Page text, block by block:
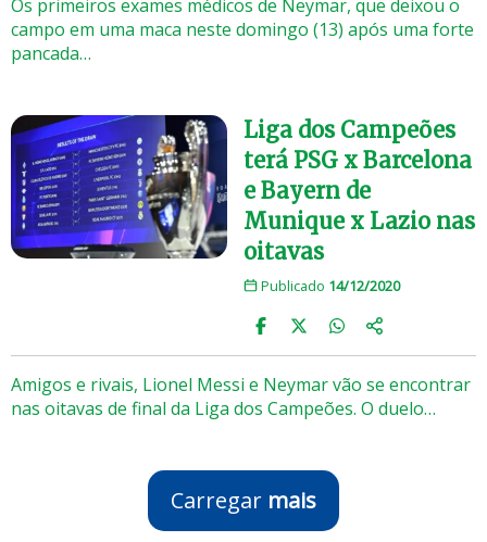
Os primeiros exames médicos de Neymar, que deixou o
campo em uma maca neste domingo (13) após uma forte
pancada…
Liga dos Campeões
terá PSG x Barcelona
e Bayern de
Munique x Lazio nas
oitavas
Publicado 14/12/2020
Amigos e rivais, Lionel Messi e Neymar vão se encontrar
nas oitavas de final da Liga dos Campeões. O duelo…
Carregar mais